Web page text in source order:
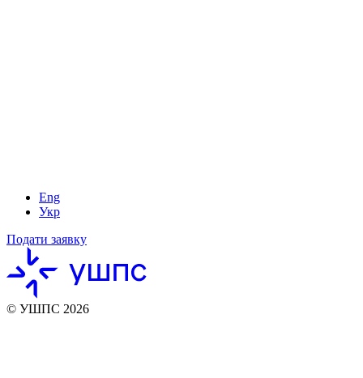
Eng
Укр
Подати заявку
© УШПС 2026